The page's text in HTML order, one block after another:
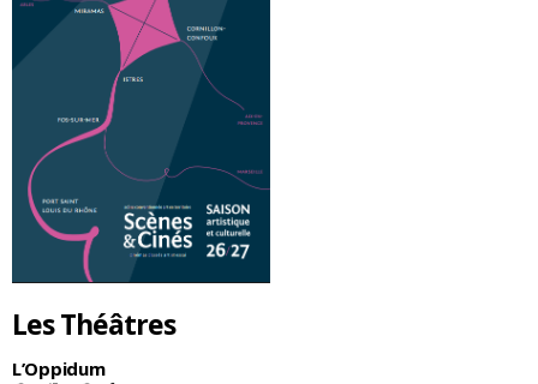
Les Théâtres
L’Oppidum